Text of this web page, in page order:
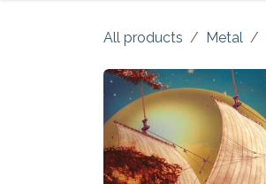
All products Metal